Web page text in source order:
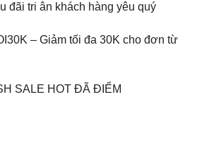
đãi tri ân khách hàng yêu quý
– Giảm tối đa 30K cho đơn từ
SALE HOT ĐÃ ĐIỂM